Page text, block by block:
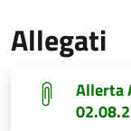
Allegati
Allerta